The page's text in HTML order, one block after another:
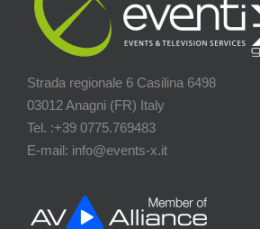
Strada regionale 6 Casilina 6498
03012 Anagni (FR) Italy
Tel. :+39 0775.769483
E-mail: info@events-x.it